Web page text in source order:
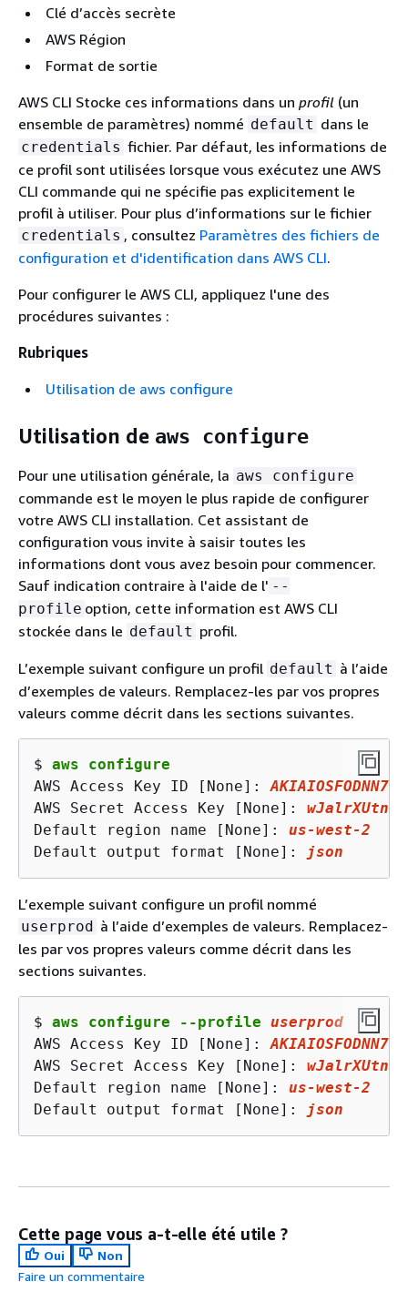
Clé d’accès secrète
AWS Région
Format de sortie
AWS CLI Stocke ces informations dans un profil (un
ensemble de paramètres) nommé default dans le
credentials fichier. Par défaut, les informations de
ce profil sont utilisées lorsque vous exécutez une AWS
CLI commande qui ne spécifie pas explicitement le
profil à utiliser. Pour plus d’informations sur le fichier
credentials , consultez Paramètres des fichiers de
configuration et d'identification dans AWS CLI.
Pour configurer le AWS CLI, appliquez l'une des
procédures suivantes :
Rubriques
Utilisation de aws configure
Utilisation de aws configure
Pour une utilisation générale, la aws configure
commande est le moyen le plus rapide de configurer
votre AWS CLI installation. Cet assistant de
configuration vous invite à saisir toutes les
informations dont vous avez besoin pour commencer.
Sauf indication contraire à l'aide de l' --
profile option, cette information est AWS CLI
stockée dans le default profil.
L’exemple suivant configure un profil default à l’aide
d’exemples de valeurs. Remplacez-les par vos propres
valeurs comme décrit dans les sections suivantes.
$ aws configure
AWS Access Key ID [None]:
AWS Secret Access Key [None]:
Default region name [None]: us-west-2
Default output format [None]:
json
L’exemple suivant configure un profil nommé
userprod à l’aide d’exemples de valeurs. Remplacez-
les par vos propres valeurs comme décrit dans les
sections suivantes.
$ aws configure --profile userprod
AWS Access Key ID [None]:
AWS Secret Access Key [None]:
Default region name [None]: us-west-2
Default output format [None]:
json
Cette page vous a-t-elle été utile ?
Oui
Non
Faire un commentaire